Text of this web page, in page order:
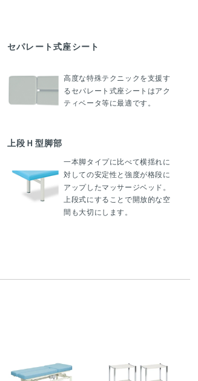
セパレート式座シート
高度な特殊テクニックを支援す
るセパレート式座シートはアク
ティベータ等に最適です。
上段Ｈ型脚部
一本脚タイプに比べて横揺れに
対しての安定性と強度が格段に
アップしたマッサージベッド。
上段式にすることで開放的な空
間も大切にします。